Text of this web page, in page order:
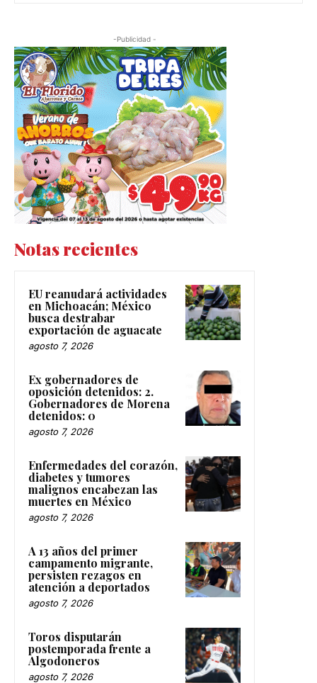
-Publicidad -
Notas recientes
EU reanudará actividades
en Michoacán; México
busca destrabar
exportación de aguacate
agosto 7, 2026
Ex gobernadores de
oposición detenidos: 2.
Gobernadores de Morena
detenidos: 0
agosto 7, 2026
Enfermedades del corazón,
diabetes y tumores
malignos encabezan las
muertes en México
agosto 7, 2026
A 13 años del primer
campamento migrante,
persisten rezagos en
atención a deportados
agosto 7, 2026
Toros disputarán
postemporada frente a
Algodoneros
agosto 7, 2026